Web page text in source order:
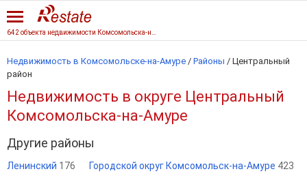
Недвижимость в Комсомольске-на-Амуре / Районы / Центральный
район
Недвижимость в округе Центральный
Комсомольска-на-Амуре
Другие районы
Ленинский 176 Городской округ Комсомольск-на-Амуре 423